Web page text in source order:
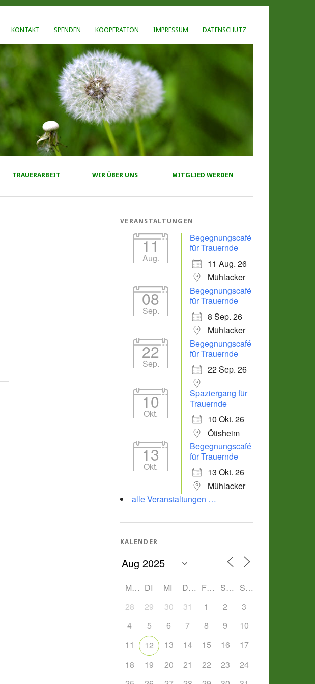
KONTAKT SPENDEN KOOPERATION IMPRESSUM DATENSCHUTZ
TRAUERARBEIT WIR ÜBER UNS MITGLIED WERDEN
VERANSTALTUNGEN
11
Aug.
Begegnungscafé
für Trauernde
11 Aug. 26
Mühlacker
08
Sep.
Begegnungscafé
für Trauernde
8 Sep. 26
Mühlacker
22
Sep.
Begegnungscafé
für Trauernde
22 Sep. 26
10
Okt.
Spaziergang für
Trauernde
10 Okt. 26
Ötisheim
13
Okt.
Begegnungscafé
für Trauernde
13 Okt. 26
Mühlacker
alle Veranstaltungen …
KALENDER
MO DI MI DO FR SA
SO
28
29 30 31 1 2
3
4
5 6 7 8 9
10
11
12 13 14 15 16
17
18
19 20 21 22 23
24